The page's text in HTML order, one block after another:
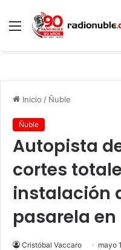
Menú
Inicio / Ñuble
Ñuble
Autopista
cortes
instalación
pasarela en
Cristóbal Vaccaro mayo